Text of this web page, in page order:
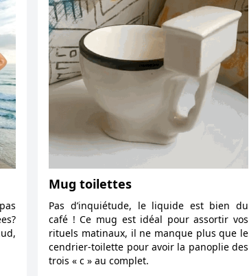
Mug toilettes
Pas d’inquiétude, le liquide est bien du
café ! Ce mug est idéal pour assortir vos
rituels matinaux, il ne manque plus que le
cendrier-toilette pour avoir la panoplie des
trois « c » au complet.